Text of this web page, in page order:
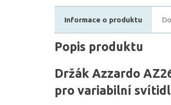
Informace o produktu
Popis produktu
Držák Azzardo
pro variabilní